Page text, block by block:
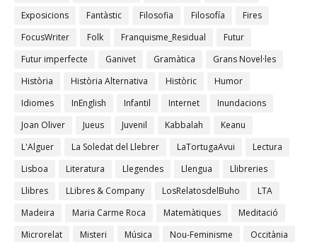
Exposicions
Fantàstic Filosofia Filosofía
Fires
FocusWriter
Folk Franquisme_Residual
Futur
Futur imperfecte
Ganivet Gramàtica
Grans Novel·les
Història
Història Alternativa Històric
Humor
Idiomes
InEnglish Infantil Internet
Inundacions
Joan Oliver
Jueus Juvenil Kabbalah
Keanu
L'Alguer
La Soledat del Llebrer LaTortugaAvui
Lectura
Lisboa
Literatura Llegendes Llengua
Llibreries
Llibres
LLibres & Company LosRelatosdelBuho
LTA
Madeira
Maria Carme Roca Matemàtiques
Meditació
Microrelat
Misteri Música Nou-Feminisme
Occitània